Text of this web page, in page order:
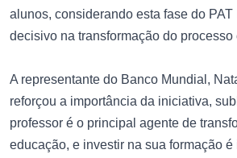
alunos, considerando esta fase do PAT
decisivo na transformação do processo
A representante do Banco Mundial,
reforçou a importância da iniciativa,
professor é o principal agente de
educação, e investir na sua formação é